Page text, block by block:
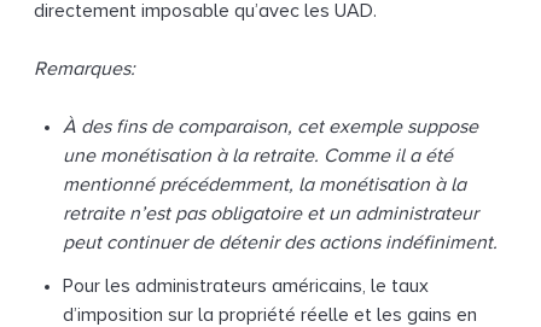
directement imposable qu’avec les UAD.
Remarques:
À des fins de comparaison, cet exemple suppose
une monétisation à la retraite. Comme il a été
mentionné précédemment, la monétisation à la
retraite n’est pas obligatoire et un administrateur
peut continuer de détenir des actions indéfiniment.
Pour les administrateurs américains, le taux
d’imposition sur la propriété réelle et les gains en